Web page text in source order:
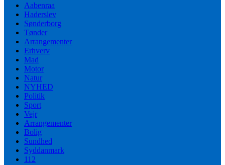
Aabenraa
Haderslev
Sønderborg
Tønder
Arrangementer
Erhverv
Mad
Motor
Natur
NYHED
Politik
Sport
Vejr
Arrangementer
Bolig
Sundhed
Syddanmark
112